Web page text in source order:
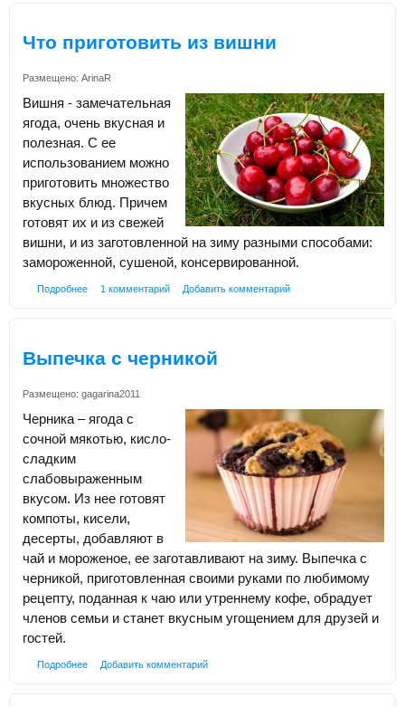
Что приготовить из вишни
Размещено: ArinaR
Вишня - замечательная
ягода, очень вкусная и
полезная. С ее
использованием можно
приготовить множество
вкусных блюд. Причем
готовят их и из свежей
вишни, и из заготовленной на зиму разными способами:
замороженной, сушеной, консервированной.
Подробнее 1 комментарий Добавить комментарий
Выпечка с черникой
Размещено: gagarina2011
Черника – ягода с
сочной мякотью, кисло-
сладким
слабовыраженным
вкусом. Из нее готовят
компоты, кисели,
десерты, добавляют в
чай и мороженое, ее заготавливают на зиму. Выпечка с
черникой, приготовленная своими руками по любимому
рецепту, поданная к чаю или утреннему кофе, обрадует
членов семьи и станет вкусным угощением для друзей и
гостей.
Подробнее Добавить комментарий